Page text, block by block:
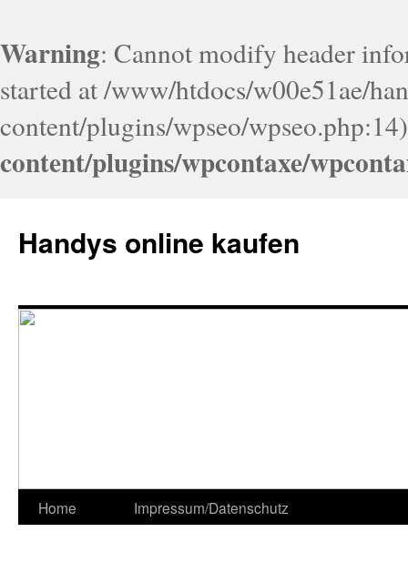
Warning: Cannot modify header
started at /www/htdocs/w00e51ae/
content/plugins/wpseo/
content/plugins/wpcontaxe/
Handys online kaufen
Home Impressum/Datenschutz